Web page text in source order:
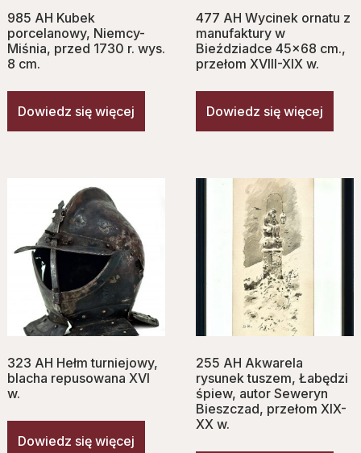
985 AH Kubek
porcelanowy, Niemcy-
Miśnia, przed 1730 r. wys.
8 cm.
Dowiedz się więcej
477 AH Wycinek ornatu z
manufaktury w
Bieździadce 45×68 cm.,
przełom XVIII-XIX w.
Dowiedz się więcej
323 AH Hełm turniejowy,
blacha repusowana XVI
w.
Dowiedz się więcej
255 AH Akwarela
rysunek tuszem, Łabędzi
śpiew, autor Seweryn
Bieszczad, przełom XIX-
XX w.